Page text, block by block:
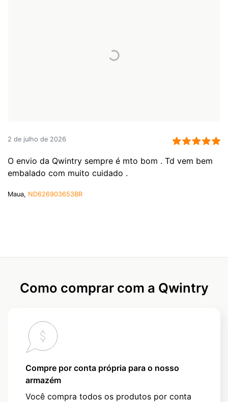
2 de julho de 2026
O envio da Qwintry sempre é mto bom . Td vem bem
embalado com muito cuidado .
Maua, ND626903653BR
Como comprar com a Qwintry
Compre por conta própria para o nosso
armazém
Você compra todos os produtos por conta